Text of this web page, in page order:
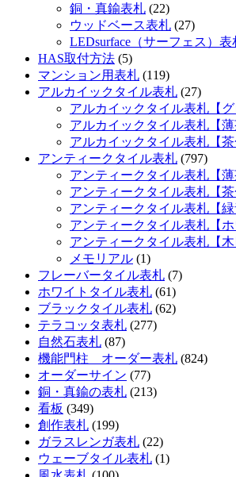
銅・真鍮表札 (22)
ウッドベース表札 (27)
LEDsurface（サーフェス）表
HAS取付方法 (5)
マンション用表札 (119)
アルカイックタイル表札 (27)
アルカイックタイル表札【グ
アルカイックタイル表札【薄
アルカイックタイル表札【茶
アンティークタイル表札 (797)
アンティークタイル表札【薄
アンティークタイル表札【茶
アンティークタイル表札【緑
アンティークタイル表札【ホ
アンティークタイル表札【木
メモリアル (1)
フレーバータイル表札 (7)
ホワイトタイル表札 (61)
ブラックタイル表札 (62)
テラコッタ表札 (277)
自然石表札 (87)
機能門柱 オーダー表札 (824)
オーダーサイン (77)
銅・真鍮の表札 (213)
看板 (349)
創作表札 (199)
ガラスレンガ表札 (22)
ウェーブタイル表札 (1)